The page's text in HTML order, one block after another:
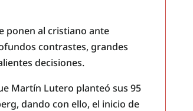
ponen al cristiano ante
contrastes, grandes
decisiones.
Martín Lutero planteó sus 95
dando con ello, el inicio de